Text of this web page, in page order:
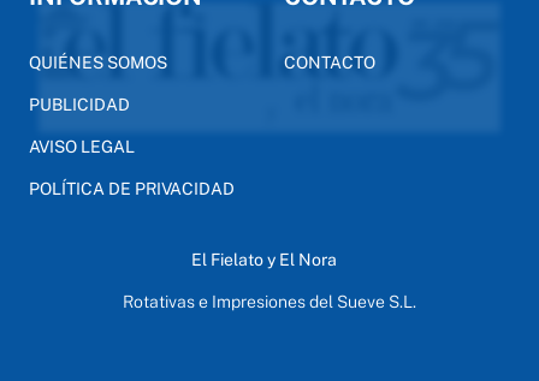
QUIÉNES SOMOS
PUBLICIDAD
AVISO LEGAL
POLÍTICA DE PRIVACIDAD
CONTACTO
El Fielato y El Nora
Rotativas e Impresiones del Sueve S.L.